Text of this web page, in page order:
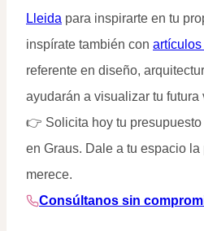
Lleida para inspirarte en tu
inspírate también con artículos
referente en diseño,
ayudarán a visualizar tu futura
👉 Solicita hoy tu
en Graus. Dale a tu espacio
merece.
Consúltanos sin